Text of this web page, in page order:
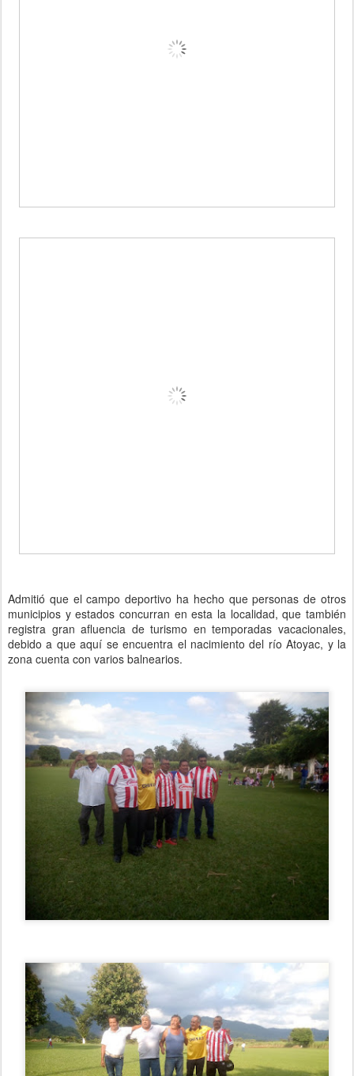
Admitió que el campo deportivo ha hecho que personas de otros
municipios y estados concurran en esta la localidad, que también
registra gran afluencia de turismo en temporadas vacacionales,
debido a que aquí se encuentra el nacimiento del río Atoyac, y la
zona cuenta con varios balnearios.